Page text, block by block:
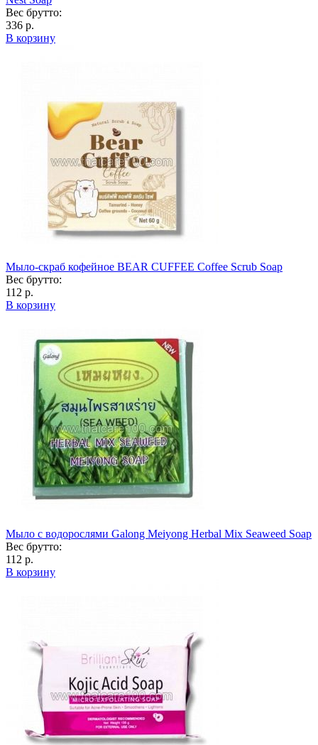
Вес брутто:
336 р.
В корзину
Мыло-скраб кофейное BEAR CUFFEE Coffee Scrub Soap
Вес брутто:
112 р.
В корзину
Мыло с водорослями Galong Meiyong Herbal Mix Seaweed Soap
Вес брутто:
112 р.
В корзину